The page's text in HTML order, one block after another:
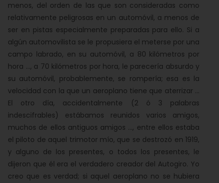
menos, del orden de las que son consideradas como
relativamente peligrosas en un automóvil, a menos de
ser en pistas especialmente preparadas para ello. Si a
algún automovilista se le propusiera el meterse por una
campo labrado, en su automóvil, a 80 kilómetros por
hora ..., a 70 kilómetros por hora, le parecería absurdo y
su automóvil, probablemente, se rompería; esa es la
velocidad con la que un aeroplano tiene que aterrizar ...
El otro día, accidentalmente (2 ó 3 palabras
indescifrables) estábamos reunidos varios amigos,
muchos de ellos antiguos amigos ..., entre ellos estaba
el piloto de aquel trimotor mío, que se destrozó en 1919,
y alguno de los presentes, o todos los presentes, le
dijeron que él era el verdadero creador del Autogiro. Yo
creo que es verdad; si aquel aeroplano no se hubiera